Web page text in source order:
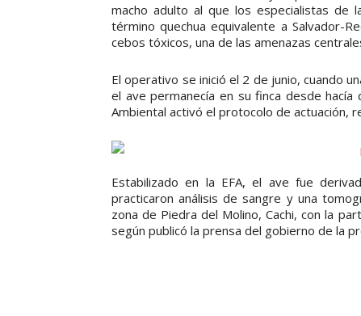
macho adulto al que los especialistas de
término quechua equivalente a Salvador-
cebos tóxicos, una de las amenazas
El operativo se inició el 2 de junio, cuando
el ave permanecía en su finca desde
Ambiental activó el protocolo de actuación,
Estabilizado en la EFA, el ave fue
practicaron análisis de sangre y una
zona de Piedra del Molino, Cachi, con la
según publicó la prensa del gobierno de la